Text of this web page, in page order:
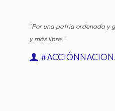
"Por una patria ordenada y
y más libre."